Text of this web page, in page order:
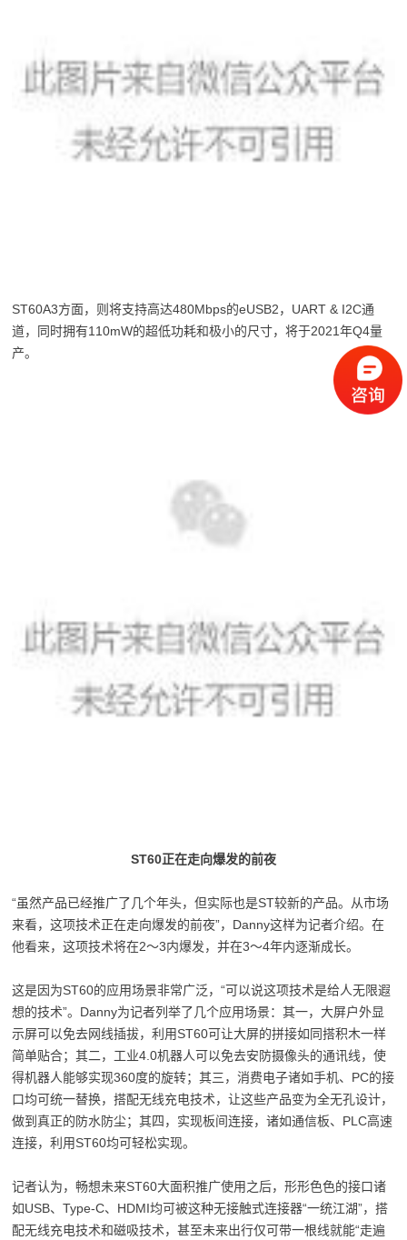
ST60A3方面，则将支持高达480Mbps的eUSB2，UART & I2C通
道，同时拥有110mW的超低功耗和极小的尺寸，将于2021年Q4量
产。
ST60正在走向爆发的前夜
“虽然产品已经推广了几个年头，但实际也是ST较新的产品。从市场
来看，这项技术正在走向爆发的前夜”，Danny这样为记者介绍。在
他看来，这项技术将在2～3内爆发，并在3～4年内逐渐成长。
这是因为ST60的应用场景非常广泛，“可以说这项技术是给人无限遐
想的技术”。Danny为记者列举了几个应用场景：其一，大屏户外显
示屏可以免去网线插拔，利用ST60可让大屏的拼接如同搭积木一样
简单贴合；其二，工业4.0机器人可以免去安防摄像头的通讯线，使
得机器人能够实现360度的旋转；其三，消费电子诸如手机、PC的接
口均可统一替换，搭配无线充电技术，让这些产品变为全无孔设计，
做到真正的防水防尘；其四，实现板间连接，诸如通信板、PLC高速
连接，利用ST60均可轻松实现。
记者认为，畅想未来ST60大面积推广使用之后，形形色色的接口诸
如USB、Type-C、HDMI均可被这种无接触式连接器“一统江湖”，搭
配无线充电技术和磁吸技术，甚至未来出行仅可带一根线就能“走遍